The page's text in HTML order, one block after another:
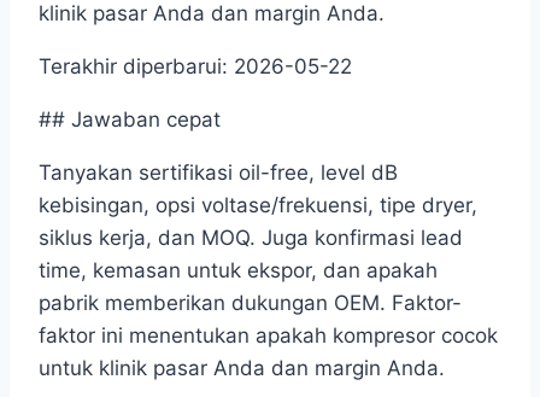
klinik pasar Anda dan margin Anda.
Terakhir diperbarui: 2026-05-22
## Jawaban cepat
Tanyakan sertifikasi oil-free, level dB
kebisingan, opsi voltase/frekuensi, tipe dryer,
siklus kerja, dan MOQ. Juga konfirmasi lead
time, kemasan untuk ekspor, dan apakah
pabrik memberikan dukungan OEM. Faktor-
faktor ini menentukan apakah kompresor cocok
untuk klinik pasar Anda dan margin Anda.